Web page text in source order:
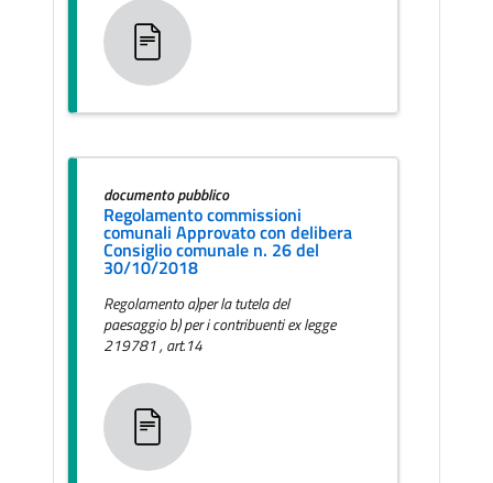
documento pubblico
Regolamento commissioni
comunali Approvato con delibera
Consiglio comunale n. 26 del
30/10/2018
Regolamento a)per la tutela del
paesaggio b) per i contribuenti ex legge
219781 , art.14